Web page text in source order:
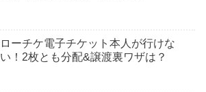
ローチケ電子チケット本人が行けな
い！2枚とも分配&譲渡裏ワザは？